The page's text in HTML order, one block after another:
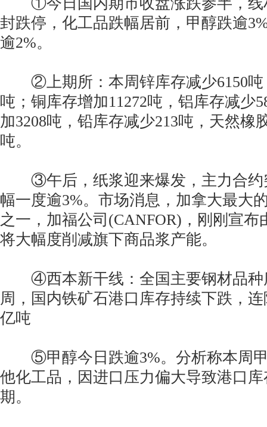
封跌停，化工品跌幅居前，甲醇跌逾
逾2%。
②上期所：本周锌库存减少6150吨
吨；铜库存增加11272吨，铝库存减少
加3208吨，铅库存减少213吨，天然橡
吨。
③午后，纸浆迎来爆发，主力合约
幅一度逾3%。市场消息，加拿大最大
之一，加福公司(CANFOR)，刚刚宣布
将大幅度削减旗下商品浆产能。
④西本新干线：全国主要钢材品种
周，国内铁矿石港口库存持续下跌，连
亿吨
⑤甲醇今日跌逾3%。分析称本周甲
他化工品，因进口压力偏大导致港口
期。